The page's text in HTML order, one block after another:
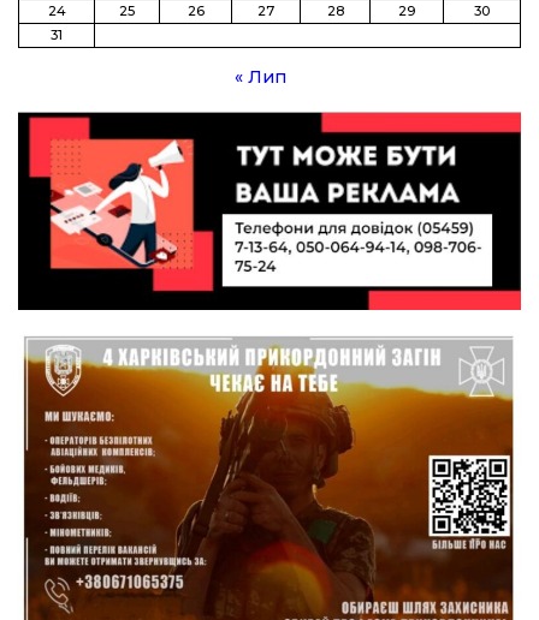
11:00
19 лип
Музей, який був частиною життя
10:49
19 лип
Інтелектуальні злети та творчі перемоги:
історія успіху випускниці Вікторії Кондратенко
10:40
19 лип
Вірний присязі до останнього подиху:
підтримайте петицію про присвоєння звання
«Герой України» (посмертно) прикордоннику
Олександру Бойку
20:34
17 лип
Кохання попри все: як українці створюють сім’ї
13:52
15 лип
І волейбол, і хімія на “відмінно”: неймовірна
історія успіху випускниці з Краснопілля
Анастасії Гонтар
13:27
15 лип
НБУ вводить нову банкноту 2 000 грн із
портретом легендарного українця: що
зміниться для наших гаманців
13:22
Гаманець у шоці: які продукти в Україні різко
подешевшали, а за що доведеться платити
24
25 26 27 28 29
30
31
« Лип